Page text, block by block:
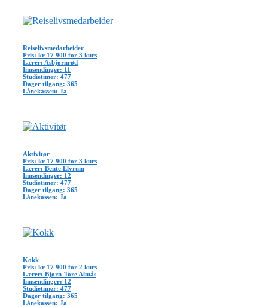
Reiselivsmedarbeider
Pris: kr 17 900 for 3 kurs
Lærer: Asbjørnrød
Innsendinger: 11
Studietimer: 477
Dager tilgang: 365
Lånekassen: Ja
Aktivitør
Pris: kr 17 900 for 3 kurs
Lærer: Bente Elvrum
Innsendinger: 12
Studietimer: 477
Dager tilgang: 365
Lånekassen: Ja
Kokk
Pris: kr 17 900 for 2 kurs
Lærer: Bjørn-Tore Almås
Innsendinger: 12
Studietimer: 477
Dager tilgang: 365
Lånekassen: Ja